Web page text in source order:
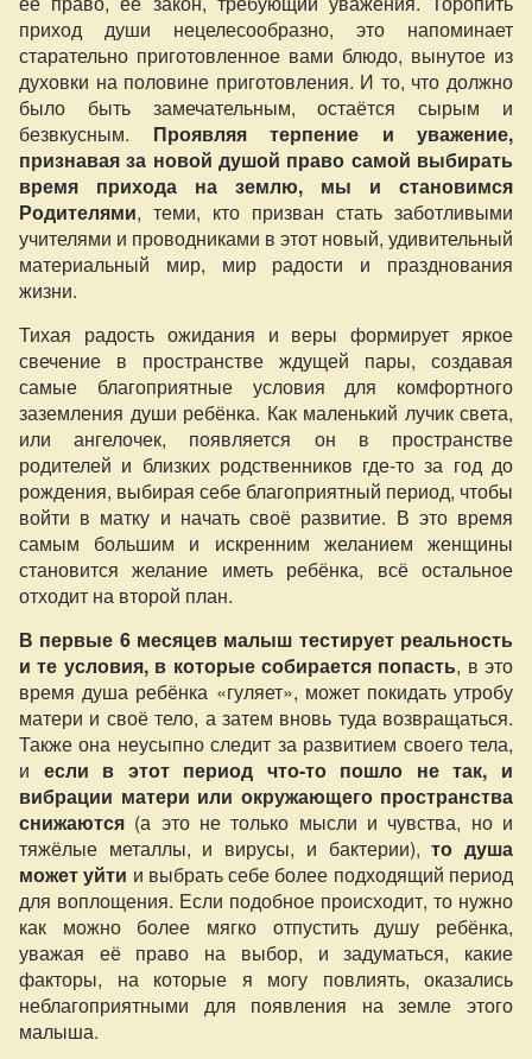
приход души нецелесообразно, это напоминает
старательно приготовленное вами блюдо, вынутое из
духовки на половине приготовления. И то, что должно
было быть замечательным, остаётся сырым и
безвкусным. Проявляя терпение и уважение,
признавая за новой душой право самой выбирать
время прихода на землю, мы и становимся
Родителями, теми, кто призван стать заботливыми
учителями и проводниками в этот новый, удивительный
материальный мир, мир радости и празднования
жизни.
Тихая радость ожидания и веры формирует яркое
свечение в пространстве ждущей пары, создавая
самые благоприятные условия для комфортного
заземления души ребёнка. Как маленький лучик света,
или ангелочек, появляется он в пространстве
родителей и близких родственников где-то за год до
рождения, выбирая себе благоприятный период, чтобы
войти в матку и начать своё развитие. В это время
самым большим и искренним желанием женщины
становится желание иметь ребёнка, всё остальное
отходит на второй план.
В первые 6 месяцев малыш тестирует реальность
и те условия, в которые собирается попасть, в это
время душа ребёнка «гуляет», может покидать утробу
матери и своё тело, а затем вновь туда возвращаться.
Также она неусыпно следит за развитием своего тела,
и если в этот период что-то пошло не так, и
вибрации матери или окружающего пространства
снижаются (а это не только мысли и чувства, но и
тяжёлые металлы, и вирусы, и бактерии),то душа
может уйти и выбрать себе более подходящий период
для воплощения. Если подобное происходит, то нужно
как можно более мягко отпустить душу ребёнка,
уважая её право на выбор, и задуматься, какие
факторы, на которые я могу повлиять, оказались
неблагоприятными для появления на земле этого
малыша.